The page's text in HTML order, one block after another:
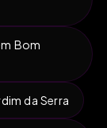
Bom
da Serra